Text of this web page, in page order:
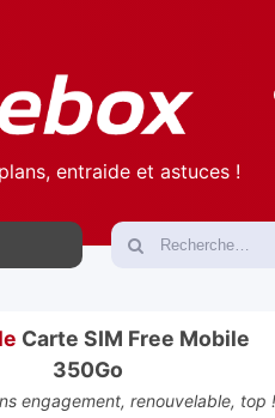
entraide et astuces !
Carte SIM Free Mobile
350Go
engagement, renouvelable, top !